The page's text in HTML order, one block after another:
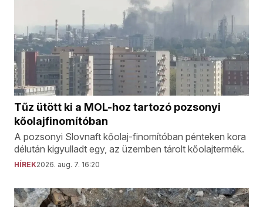
Tűz ütött ki a MOL-hoz tartozó pozsonyi
kőolajfinomítóban
A pozsonyi Slovnaft kőolaj-finomítóban pénteken kora
délután kigyulladt egy, az üzemben tárolt kőolajtermék.
HÍREK2026. aug. 7. 16:20